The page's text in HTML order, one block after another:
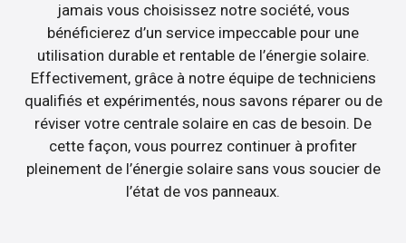
jamais vous choisissez notre société, vous
bénéficierez d’un service impeccable pour une
utilisation durable et rentable de l’énergie solaire.
Effectivement, grâce à notre équipe de techniciens
qualifiés et expérimentés, nous savons réparer ou de
réviser votre centrale solaire en cas de besoin. De
cette façon, vous pourrez continuer à profiter
pleinement de l’énergie solaire sans vous soucier de
l’état de vos panneaux.